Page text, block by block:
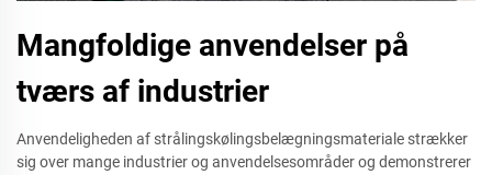
Mangfoldige anvendelser på
tværs af industrier
Anvendeligheden af strålingskølingsbelægningsmateriale strækker
sig over mange industrier og anvendelsesområder og demonstrerer